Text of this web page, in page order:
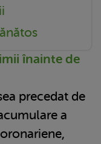
înainte de
precedat de
a